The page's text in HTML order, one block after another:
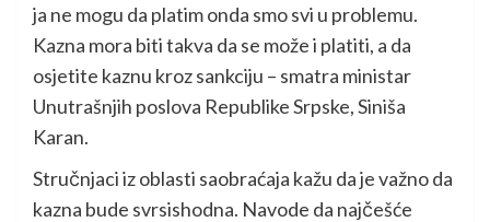
ja ne mogu da platim onda smo svi u problemu.
Kazna mora biti takva da se može i platiti, a da
osjetite kaznu kroz sankciju – smatra ministar
Unutrašnjih poslova Republike Srpske, Siniša
Karan.
Stručnjaci iz oblasti saobraćaja kažu da je važno da
kazna bude svrsishodna. Navode da najčešće